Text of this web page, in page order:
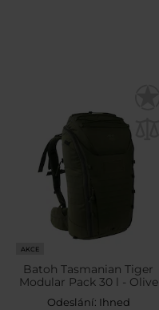
AKCE
Batoh Tasmanian Tiger
Modular Pack 30 l - Olive
Odeslání: Ihned